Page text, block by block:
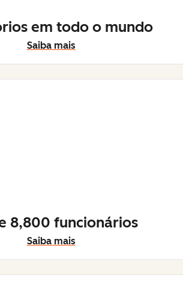
em todo o mundo
Saiba mais
8,800 funcionários
Saiba mais